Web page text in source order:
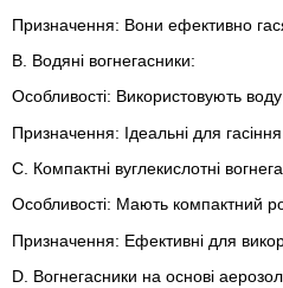
Призначення: Вони ефективно
B. Водяні вогнегасники:
Особливості: Використовують
Призначення: Ідеальні для
C. Компактні вуглекислотні
Особливості: Мають компактний
Призначення: Ефективні для
D. Вогнегасники на основі